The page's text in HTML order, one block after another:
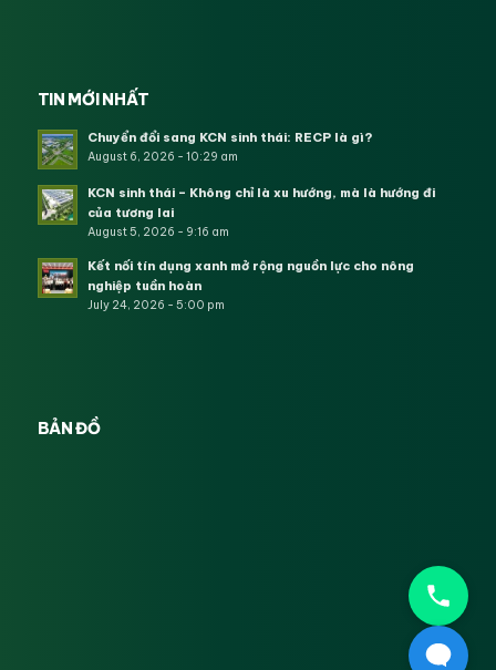
TIN MỚI NHẤT
Chuyển đổi sang KCN sinh thái: RECP là gì?
August 6, 2026 - 10:29 am
KCN sinh thái – Không chỉ là xu hướng, mà là hướng đi
của tương lai
August 5, 2026 - 9:16 am
Kết nối tín dụng xanh mở rộng nguồn lực cho nông
nghiệp tuần hoàn
July 24, 2026 - 5:00 pm
BẢN ĐỒ